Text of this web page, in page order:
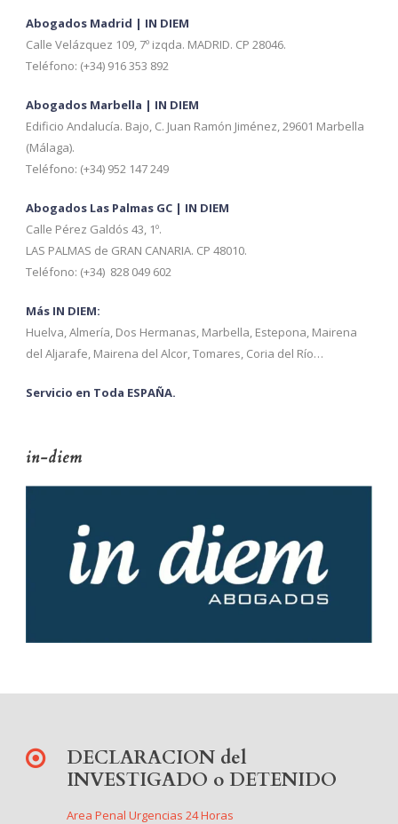
Abogados Madrid | IN DIEM
Calle Velázquez 109, 7º izqda. MADRID. CP 28046.
Teléfono: (+34) 916 353 892
Abogados Marbella | IN DIEM
Edificio Andalucía. Bajo, C. Juan Ramón Jiménez, 29601 Marbella
(Málaga).
Teléfono: (+34) 952 147 249
Abogados Las Palmas GC | IN DIEM
Calle Pérez Galdós 43, 1º.
LAS PALMAS de GRAN CANARIA. CP 48010.
Teléfono: (+34) 828 049 602
Más IN DIEM:
Huelva, Almería, Dos Hermanas, Marbella, Estepona, Mairena
del Aljarafe, Mairena del Alcor, Tomares, Coria del Río…
Servicio en Toda ESPAÑA.
in-diem
DECLARACION del
INVESTIGADO o DETENIDO
Area Penal Urgencias 24 Horas